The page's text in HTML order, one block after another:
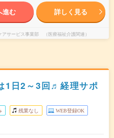
進む 詳しく見る
サービス事業部 （医療福祉介護関連）
1日2～3回♬経理サポ
残業なし WEB登録OK